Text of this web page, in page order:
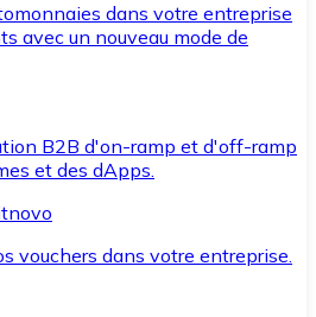
dans votre entreprise
avec un nouveau mode de
B2B d'on-ramp et d'off-ramp
et des dApps.
vouchers dans votre entreprise.